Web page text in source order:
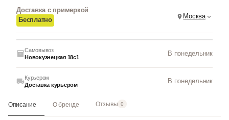
Доставка с примеркой
Бесплатно
Москва
Самовывоз
Новокузнецкая 18с1
В понедельник
Курьером
Доставка курьером
В понедельник
Описание О бренде Отзывы 0